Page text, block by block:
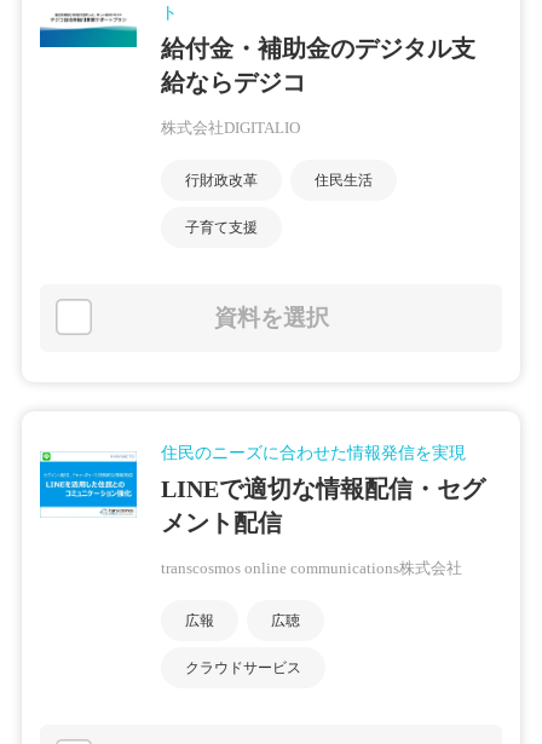
ト
給付金・補助金のデジタル支
給ならデジコ
株式会社DIGITALIO
行財政改革 住民生活
子育て支援
資料を選択
住民のニーズに合わせた情報発信を実現
LINEで適切な情報配信・セグ
メント配信
transcosmos online communications株式会社
広報 広聴
クラウドサービス